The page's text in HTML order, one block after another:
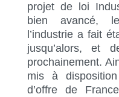
projet de loi
bien avancé,
l’industrie a fait
jusqu’alors, et
prochainement.
mis à
d’offre de